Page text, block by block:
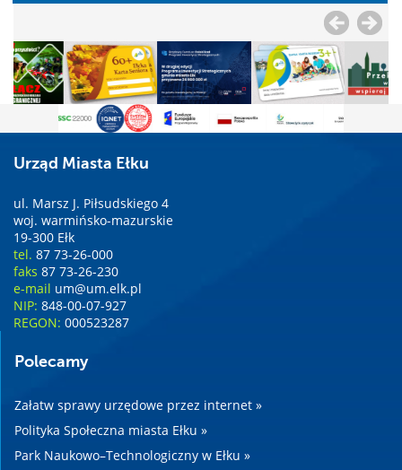
Urząd Miasta Ełku
ul. Marsz J. Piłsudskiego 4
woj. warmińsko-mazurskie
19-300 Ełk
tel. 87 73-26-000
faks 87 73-26-230
e-mail um@um.elk.pl
NIP: 848-00-07-927
REGON: 000523287
Polecamy
Załatw sprawy urzędowe przez internet »
Polityka Społeczna miasta Ełku »
Park Naukowo–Technologiczny w Ełku »